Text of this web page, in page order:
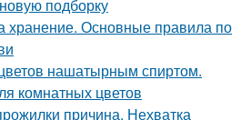
подборку
хранение. Основные правила по
нашатырным спиртом.
комнатных цветов
причина. Нехватка